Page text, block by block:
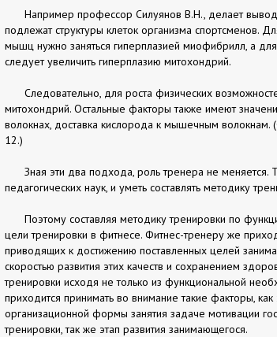
Например профессор Силуянов В.Н., делает
подлежат структуры клеток организма спортсменов.
мышц нужно заняться гиперплазией миофибрилл, а
следует увеличить гиперплазию митохондрий.
Следовательно, для роста физических
митохондрий. Остальные факторы также имеют
волокнах, доставка кислорода к мышечным волокнам.
12.)
Зная эти два подхода, роль тренера не
педагогических наук, и уметь составлять методику
Поэтому составляя методику тренировки по
цели тренировки в фитнесе. Фитнес-тренеру же
приводящих к достижению поставленных целей
скоростью развития этих качеств и сохранением
тренировки исходя не только из функциональной
приходится принимать во внимание такие факторы,
организационной формы занятия задаче мотивации
тренировки, так же этап развития занимающегося.